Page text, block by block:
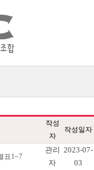
작성
자
작성일자
표1~7
관리
자
2023-07-
03